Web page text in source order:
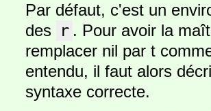
Par défaut, c'est un
des r . Pour avoir la
remplacer nil par t
entendu, il faut alors
syntaxe correcte.